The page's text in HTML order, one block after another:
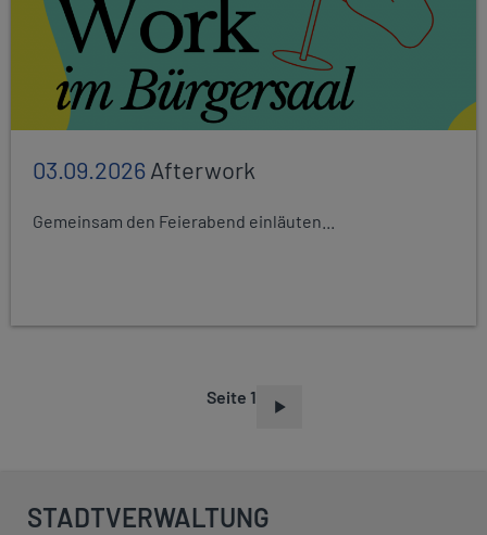
03.09.2026Afterwork
Gemeinsam den Feierabend einläuten...
Seite 1
STADTVERWALTUNG